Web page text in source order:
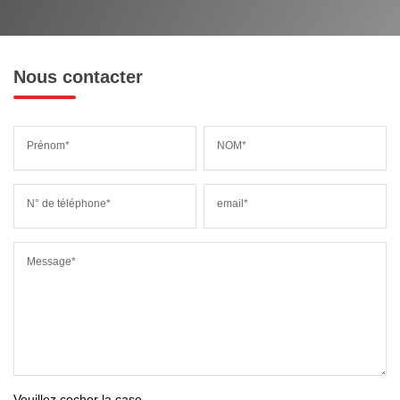
Nous contacter
Prénom* NOM*
N° de téléphone* email*
Message*